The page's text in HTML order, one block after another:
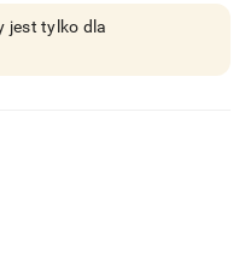
jest tylko dla